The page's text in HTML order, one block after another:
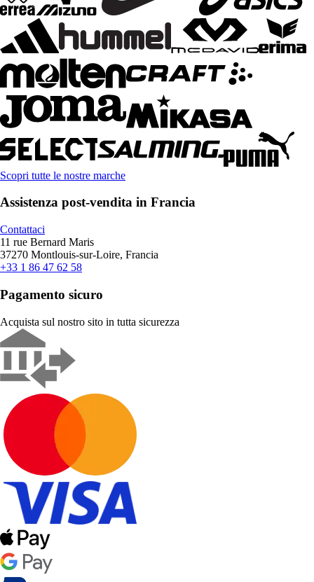
Scopri tutte le nostre marche
Assistenza post-vendita in Francia
Contattaci
11 rue Bernard Maris
37270 Montlouis-sur-Loire, Francia
+33 1 86 47 62 58
Pagamento sicuro
Acquista sul nostro sito in tutta sicurezza